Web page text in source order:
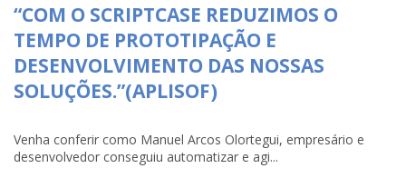
“COM O SCRIPTCASE REDUZIMOS O
TEMPO DE PROTOTIPAÇÃO E
DESENVOLVIMENTO DAS NOSSAS
SOLUÇÕES.”(APLISOF)
Venha conferir como Manuel Arcos Olortegui, empresário e
desenvolvedor conseguiu automatizar e agi...